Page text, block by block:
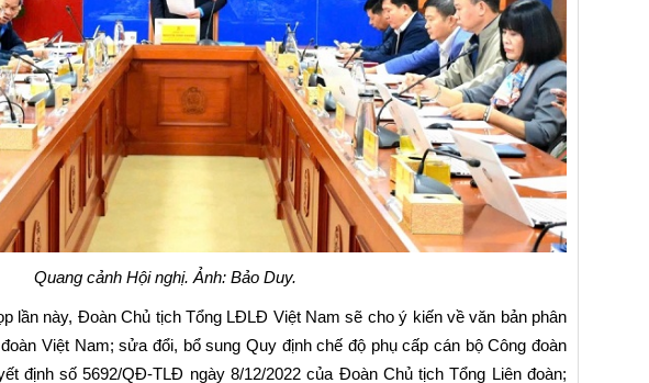
Quang cảnh Hội nghị. Ảnh: Bảo Duy.
lần này, Đoàn Chủ tịch Tổng LĐLĐ Việt Nam sẽ cho ý kiến về văn bản phân
Việt Nam; sửa đổi, bổ sung Quy định chế độ phụ cấp cán bộ Công đoàn
định số 5692/QĐ-TLĐ ngày 8/12/2022 của Đoàn Chủ tịch Tổng Liên đoàn;